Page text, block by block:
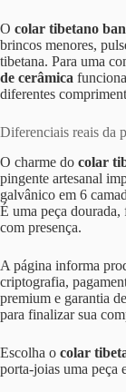
O colar tibetano
brincos menores,
tibetana. Para uma
de cerâmica
diferentes
Diferenciais reais da
O charme do colar
pingente artesanal
galvânico em 6
É uma peça dourada,
com presença.
A página informa
criptografia,
premium e garantia
para finalizar sua
Escolha o colar
porta-joias uma peça